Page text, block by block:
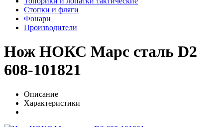
Стопки и фляги
Фонари
Производители
Нож НОКС Марс сталь D2
608-101821
Описание
Характеристики